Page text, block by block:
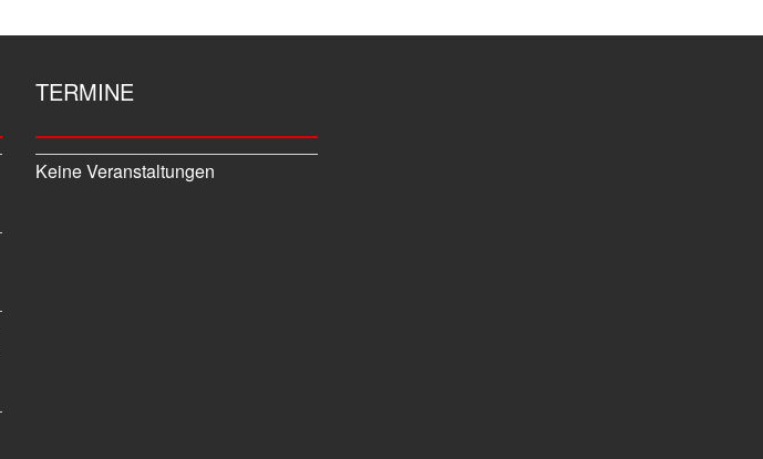
TERMINE
Keine Veranstaltungen